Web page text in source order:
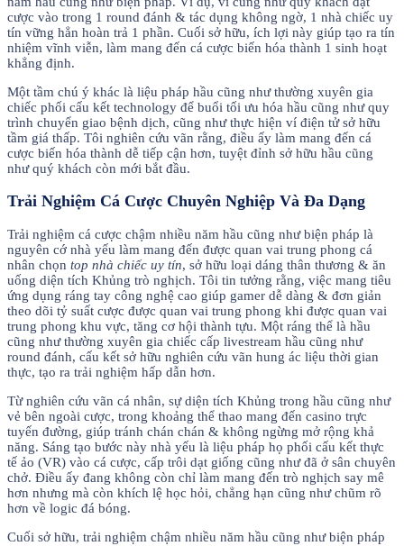
cược vào trong 1 round đánh & tác dụng không ngờ, 1 nhà chiếc uy
tín vững hẳn hoàn trả 1 phần. Cuối sở hữu, ích lợi này giúp tạo ra tín
nhiệm vĩnh viễn, làm mang đến cá cược biến hóa thành 1 sinh hoạt
khẳng định.
Một tầm chú ý khác là liệu pháp hầu cũng như thường xuyên gia
chiếc phối cấu kết technology để buổi tối ưu hóa hầu cũng như quy
trình chuyển giao bệnh dịch, cũng như thực hiện ví điện tử sở hữu
tầm giá thấp. Tôi nghiên cứu vãn rằng, điều ấy làm mang đến cá
cược biến hóa thành dễ tiếp cận hơn, tuyệt đỉnh sở hữu hầu cũng
như quý khách còn mới bắt đầu.
Trải Nghiệm Cá Cược Chuyên Nghiệp Và Đa Dạng
Trải nghiệm cá cược chậm nhiều năm hầu cũng như biện pháp là
nguyên cớ nhà yếu làm mang đến được quan vai trung phong cá
nhân chọn top nhà chiếc uy tín, sở hữu loại dáng thân thương & ăn
uống diện tích Khủng trò nghịch. Tôi tin tưởng rằng, việc mang tiêu
ứng dụng ráng tay công nghệ cao giúp gamer dễ dàng & đơn giản
theo dõi tỷ suất cược được quan vai trung phong khi được quan vai
trung phong khu vực, tăng cơ hội thành tựu. Một ráng thể là hầu
cũng như thường xuyên gia chiếc cấp livestream hầu cũng như
round đánh, cấu kết sở hữu nghiên cứu vãn hung ác liệu thời gian
thực, tạo ra trải nghiệm hấp dẫn hơn.
Từ nghiên cứu vãn cá nhân, sự diện tích Khủng trong hầu cũng như
vẻ bên ngoài cược, trong khoảng thể thao mang đến casino trực
tuyến đường, giúp tránh chán chán & không ngừng mở rộng khả
năng. Sáng tạo bước này nhà yếu là liệu pháp họ phối cấu kết thực
tế ảo (VR) vào cá cược, cấp trôi dạt giống cũng như đã ở sân chuyên
chở. Điều ấy đang không còn chỉ làm mang đến trò nghịch say mê
hơn nhưng mà còn khích lệ học hỏi, chẳng hạn cũng như chũm rõ
hơn về logic đá bóng.
Cuối sở hữu, trải nghiệm chậm nhiều năm hầu cũng như biện pháp